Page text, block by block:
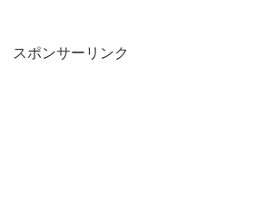
スポンサーリンク